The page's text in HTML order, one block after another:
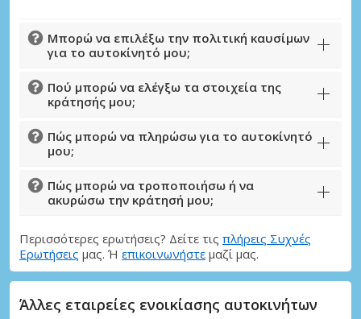
Μπορώ να επιλέξω την πολιτική καυσίμων
για το αυτοκίνητό μου;
Πού μπορώ να ελέγξω τα στοιχεία της
κράτησής μου;
Πώς μπορώ να πληρώσω για το αυτοκίνητό
μου;
Πώς μπορώ να τροποποιήσω ή να
ακυρώσω την κράτησή μου;
Περισσότερες ερωτήσεις? Δείτε τις πλήρεις Συχνές
Ερωτήσεις μας. Ή επικοινωνήστε μαζί μας.
Άλλες εταιρείες ενοικίασης αυτοκινήτων